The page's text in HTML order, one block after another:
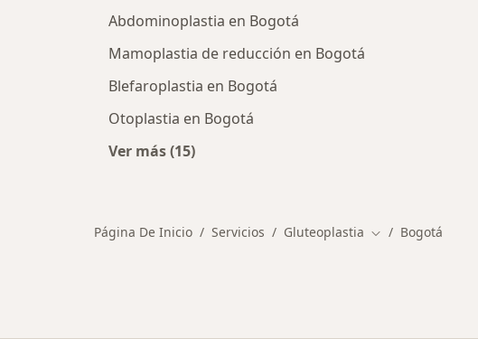
Abdominoplastia en Bogotá
Mamoplastia de reducción en Bogotá
Blefaroplastia en Bogotá
Otoplastia en Bogotá
Ver más (15)
Página De Inicio Servicios Gluteoplastia Cambiar de ciudad
Bogotá